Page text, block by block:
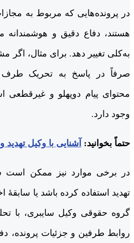
در پرونده‌هایی که مربوط به
هستند، دفاع دقیق و هوشمندانه
به‌کلی تغییر دهد. برای مثال، اگر
صرفاً در پاسخ به تحریک طرف
محتوای پیام دوپهلو و غیرقطعی
وجود دارد.
حتماً بخوانید: آشنایی با وکیل تهدید
در برخی موارد نیز ممکن است
تهدید استفاده کرده باشد یا سابقۀ
گروه حقوقی وکیل سایبری، با
روابط طرفین و جزئیات پرونده،